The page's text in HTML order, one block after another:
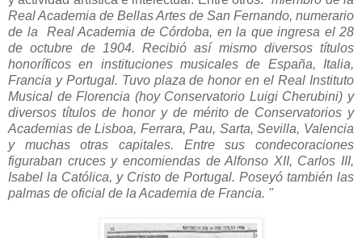
Real Academia de Bellas Artes de San Fernando, numerario
de la Real Academia de Córdoba, en la que ingresa el 28
de octubre de 1904. Recibió así mismo diversos títulos
honoríficos en instituciones musicales de España, Italia,
Francia y Portugal. Tuvo plaza de honor en el Real Instituto
Musical de Florencia (hoy Conservatorio Luigi Cherubini) y
diversos títulos de honor y de mérito de Conservatorios y
Academias de Lisboa, Ferrara, Pau, Sarta, Sevilla, Valencia
y muchas otras capitales. Entre sus condecoraciones
figuraban cruces y encomiendas de Alfonso XII, Carlos III,
Isabel la Católica, y Cristo de Portugal. Poseyó también las
palmas de oficial de la Academia de Francia. "